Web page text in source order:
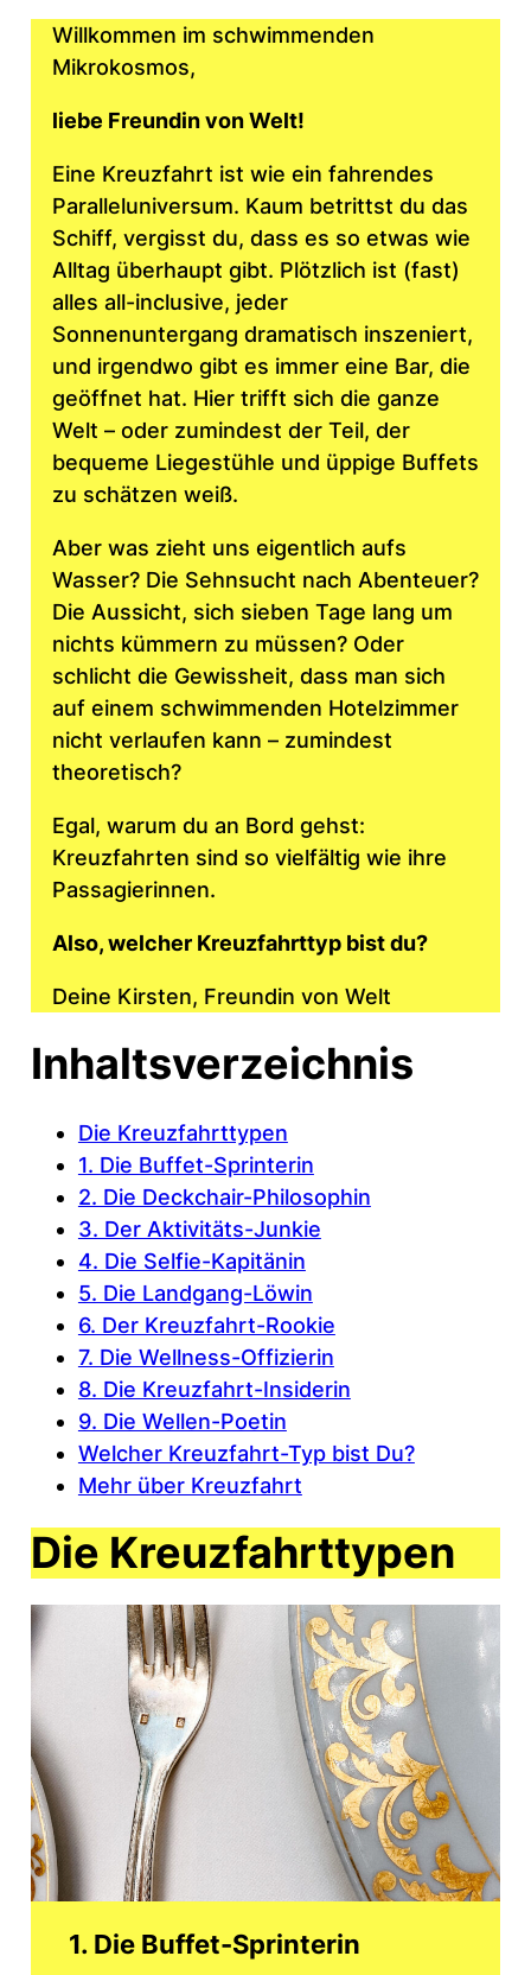
Willkommen im schwimmenden
Mikrokosmos,
liebe Freundin von Welt!
Eine Kreuzfahrt ist wie ein fahrendes
Paralleluniversum. Kaum betrittst du das
Schiff, vergisst du, dass es so etwas wie
Alltag überhaupt gibt. Plötzlich ist (fast)
alles all-inclusive, jeder
Sonnenuntergang dramatisch inszeniert,
und irgendwo gibt es immer eine Bar, die
geöffnet hat. Hier trifft sich die ganze
Welt – oder zumindest der Teil, der
bequeme Liegestühle und üppige Buffets
zu schätzen weiß.
Aber was zieht uns eigentlich aufs
Wasser? Die Sehnsucht nach Abenteuer?
Die Aussicht, sich sieben Tage lang um
nichts kümmern zu müssen? Oder
schlicht die Gewissheit, dass man sich
auf einem schwimmenden Hotelzimmer
nicht verlaufen kann – zumindest
theoretisch?
Egal, warum du an Bord gehst:
Kreuzfahrten sind so vielfältig wie ihre
Passagierinnen.
Also, welcher Kreuzfahrttyp bist du?
Deine Kirsten, Freundin von Welt
Inhaltsverzeichnis
Die Kreuzfahrttypen
1. Die Buffet-Sprinterin
2. Die Deckchair-Philosophin
3. Der Aktivitäts-Junkie
4. Die Selfie-Kapitänin
5. Die Landgang-Löwin
6. Der Kreuzfahrt-Rookie
7. Die Wellness-Offizierin
8. Die Kreuzfahrt-Insiderin
9. Die Wellen-Poetin
Welcher Kreuzfahrt-Typ bist Du?
Mehr über Kreuzfahrt
Die Kreuzfahrttypen
1. Die Buffet-Sprinterin